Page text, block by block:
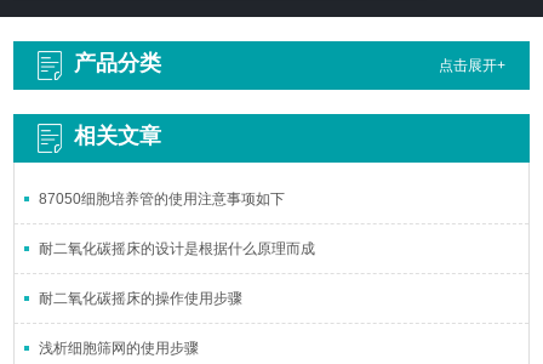
产品分类 点击展开+
相关文章
87050细胞培养管的使用注意事项如下
耐二氧化碳摇床的设计是根据什么原理而成
耐二氧化碳摇床的操作使用步骤
浅析细胞筛网的使用步骤